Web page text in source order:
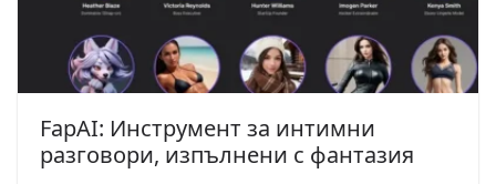
FapAI: Инструмент за интимни
разговори, изпълнени с фантазия